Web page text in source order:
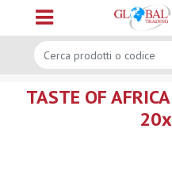
Open menu
TASTE OF